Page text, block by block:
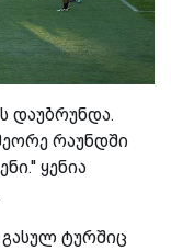
დაუბრუნდა.
რაუნდში
ყენია
გასულ ტურშიც